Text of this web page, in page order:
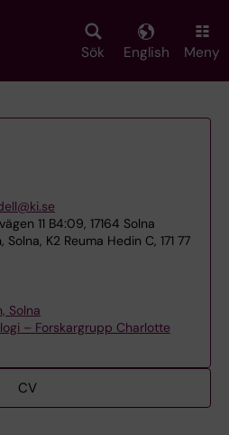
Sök English Meny
11 B4:09, 17164 Solna
Solna, K2 Reuma Hedin C, 171 77
Solna
– Forskargrupp Charlotte
CV